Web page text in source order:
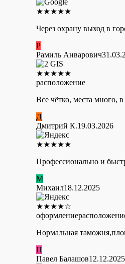
★★★★★
Через охрану выход в
Р
Рамиль Анварович
★★★★★
расположение
Все чётко, места много,
Д
Дмитрий К.19.03.2026
★★★★★
Профессионально и
М
Михаил18.12.2025
★★★★☆
оформление
Нормальная
П
Павел Балашов12.12.2025